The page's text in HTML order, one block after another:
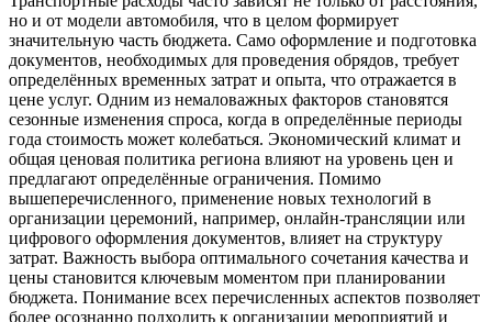
но и от модели автомобиля, что в целом формирует
значительную часть бюджета. Само оформление и подготовка
документов, необходимых для проведения обрядов, требует
определённых временных затрат и опыта, что отражается в
цене услуг. Одним из немаловажных факторов становятся
сезонные изменения спроса, когда в определённые периоды
года стоимость может колебаться. Экономический климат и
общая ценовая политика региона влияют на уровень цен и
предлагают определённые ограничения. Помимо
вышеперечисленного, применение новых технологий в
организации церемоний, например, онлайн-трансляции или
цифрового оформления документов, влияет на структуру
затрат. Важность выбора оптимального сочетания качества и
цены становится ключевым моментом при планировании
бюджета. Понимание всех перечисленных аспектов позволяет
более осознанно подходить к организации мероприятий и